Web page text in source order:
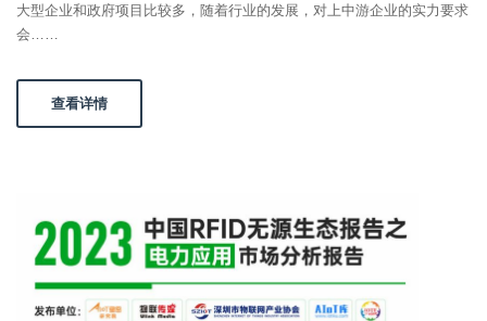
大型企业和政府项目比较多，随着行业的发展，对上中游企业的实力要求
会……
查看详情